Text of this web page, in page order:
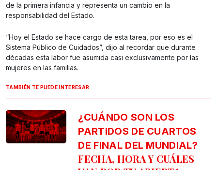
de la primera infancia y representa un cambio en la
responsabilidad del Estado.
“Hoy el Estado se hace cargo de esta tarea, por eso es el
Sistema Público de Cuidados”, dijo al recordar que durante
décadas esta labor fue asumida casi exclusivamente por las
mujeres en las familias.
TAMBIÉN TE PUEDE INTERESAR
¿CUÁNDO SON LOS
PARTIDOS DE CUARTOS
DE FINAL DEL MUNDIAL?
FECHA, HORA Y CUÁLES